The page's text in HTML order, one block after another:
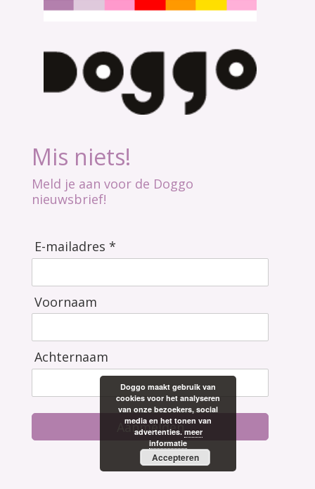
Mis niets!
Meld je aan voor de Doggo
nieuwsbrief!
E-mailadres *
Voornaam
Achternaam
Aanmelden
Doggo maakt gebruik van
cookies voor het analyseren
van onze bezoekers, social
media en het tonen van
advertenties. meer
informatie
Accepteren